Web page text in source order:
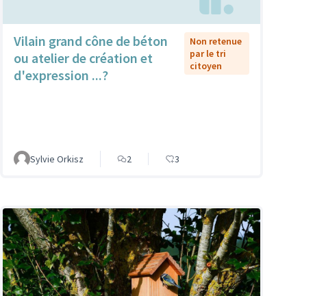
Vilain grand cône de béton
ou atelier de création et
d'expression ...?
Non retenue
par le tri
citoyen
Sylvie Orkisz 2 3